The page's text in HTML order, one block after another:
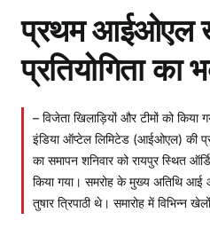
प्रथम आईओएल
प्रतियोगिता का
– विजेता खिलाड़ियों और टीमों को किया
इंडिया ऑप्टेल लिमिटेड (आईओएल) की
का समापन शनिवार को रायपुर स्थित
किया गया। समरोह के मुख्‍य अतिथि
तुषार त्रिपाठी थे। समारोह में विभिन्न